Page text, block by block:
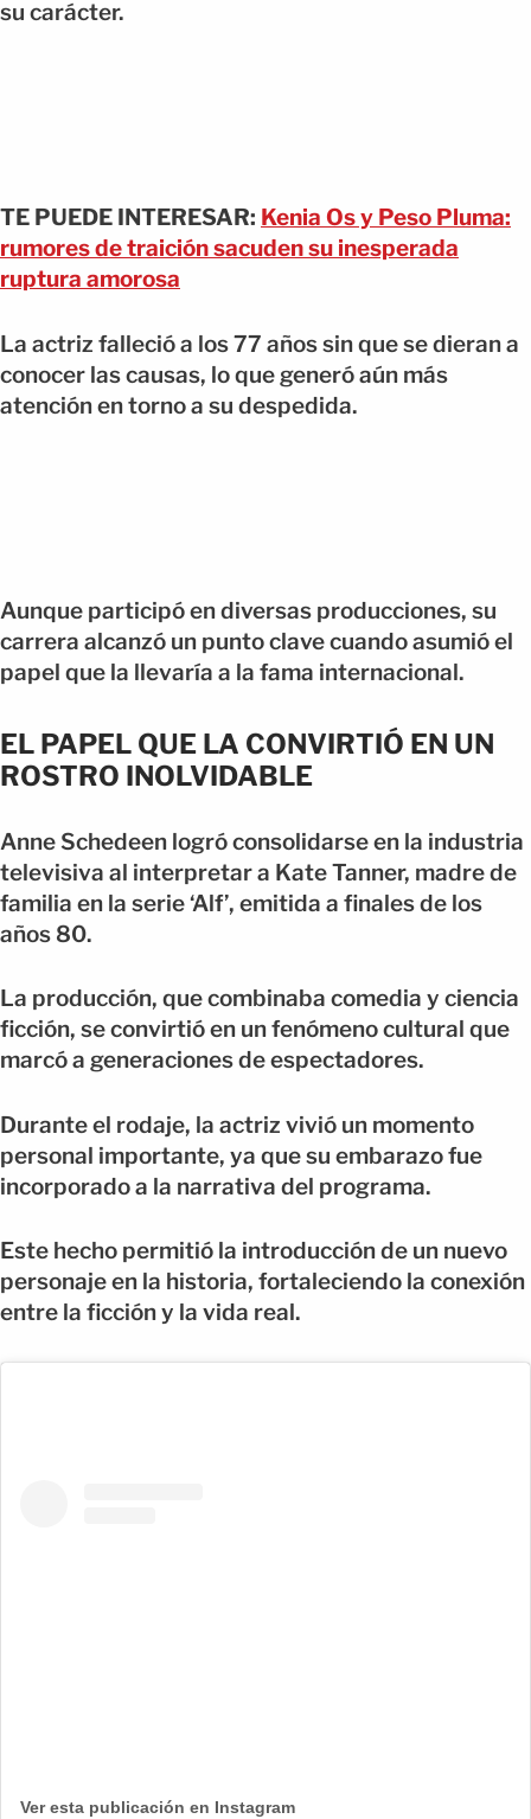
su carácter.
TE PUEDE INTERESAR: Kenia Os y Peso Pluma:
rumores de traición sacuden su inesperada
ruptura amorosa
La actriz falleció a los 77 años sin que se dieran a
conocer las causas, lo que generó aún más
atención en torno a su despedida.
Aunque participó en diversas producciones, su
carrera alcanzó un punto clave cuando asumió el
papel que la llevaría a la fama internacional.
EL PAPEL QUE LA CONVIRTIÓ EN UN
ROSTRO INOLVIDABLE
Anne Schedeen logró consolidarse en la industria
televisiva al interpretar a Kate Tanner, madre de
familia en la serie ‘Alf’, emitida a finales de los
años 80.
La producción, que combinaba comedia y ciencia
ficción, se convirtió en un fenómeno cultural que
marcó a generaciones de espectadores.
Durante el rodaje, la actriz vivió un momento
personal importante, ya que su embarazo fue
incorporado a la narrativa del programa.
Este hecho permitió la introducción de un nuevo
personaje en la historia, fortaleciendo la conexión
entre la ficción y la vida real.
Ver esta publicación en Instagram